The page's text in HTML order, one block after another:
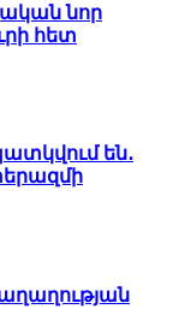
նոր
հետ
են․